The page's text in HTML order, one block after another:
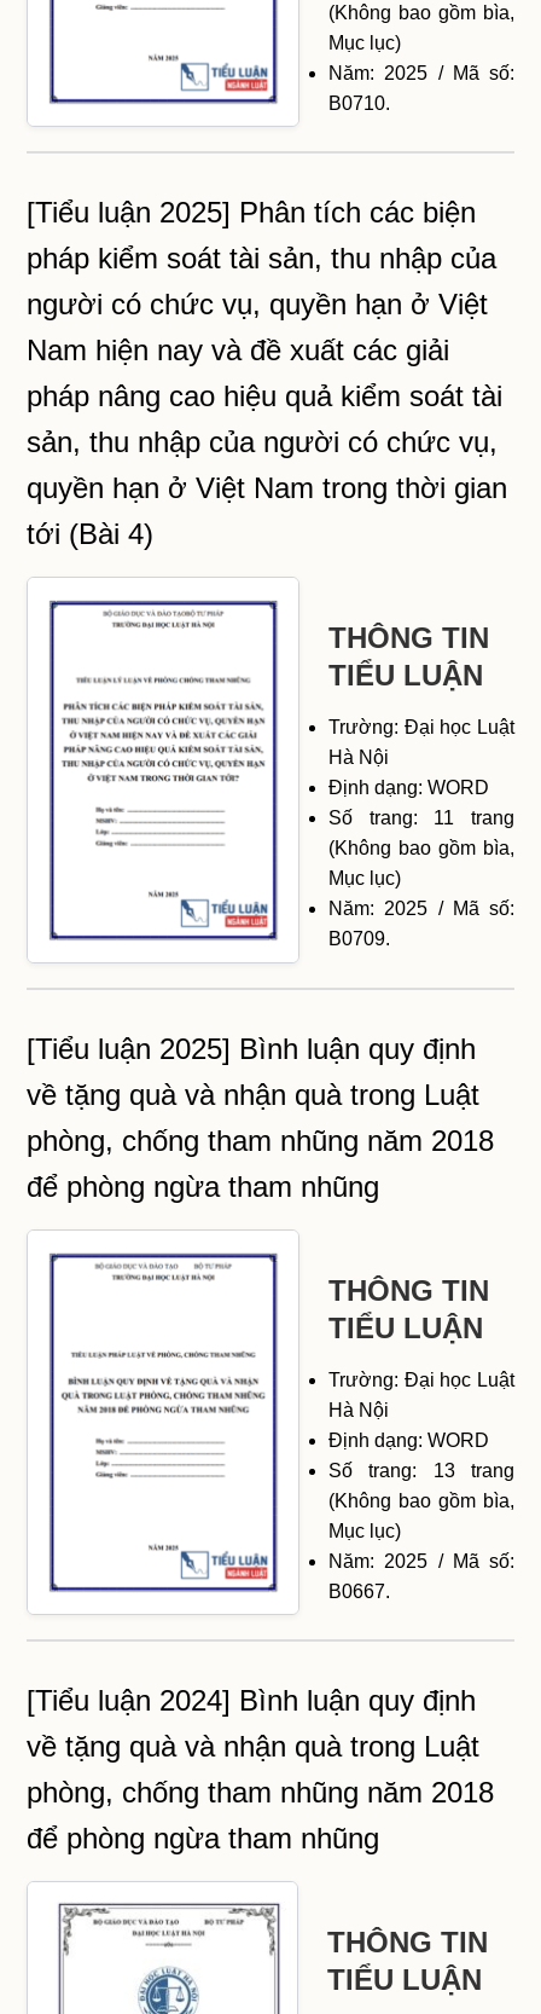
(Không bao gồm bìa,
Mục lục)
Năm: 2025 / Mã số:
B0710.
[Tiểu luận 2025] Phân tích các biện
pháp kiểm soát tài sản, thu nhập của
người có chức vụ, quyền hạn ở Việt
Nam hiện nay và đề xuất các giải
pháp nâng cao hiệu quả kiểm soát tài
sản, thu nhập của người có chức vụ,
quyền hạn ở Việt Nam trong thời gian
tới (Bài 4)
THÔNG TIN
TIỂU LUẬN
Trường: Đại học Luật
Hà Nội
Định dạng: WORD
Số trang: 11 trang
(Không bao gồm bìa,
Mục lục)
Năm: 2025 / Mã số:
B0709.
[Tiểu luận 2025] Bình luận quy định
về tặng quà và nhận quà trong Luật
phòng, chống tham nhũng năm 2018
để phòng ngừa tham nhũng
THÔNG TIN
TIỂU LUẬN
Trường: Đại học Luật
Hà Nội
Định dạng: WORD
Số trang: 13 trang
(Không bao gồm bìa,
Mục lục)
Năm: 2025 / Mã số:
B0667.
[Tiểu luận 2024] Bình luận quy định
về tặng quà và nhận quà trong Luật
phòng, chống tham nhũng năm 2018
để phòng ngừa tham nhũng
THÔNG TIN
TIỂU LUẬN